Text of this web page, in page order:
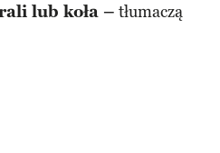
lub koła – tłumaczą